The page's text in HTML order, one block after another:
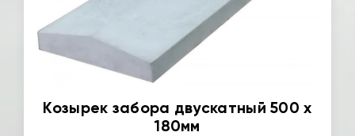
Козырек забора двускатный 500 x
180мм